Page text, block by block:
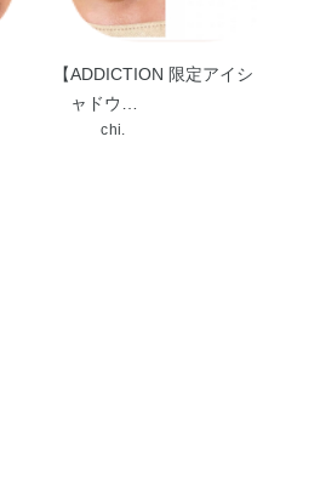
【ADDICTION 限定アイシ
ャドウ…
chi.